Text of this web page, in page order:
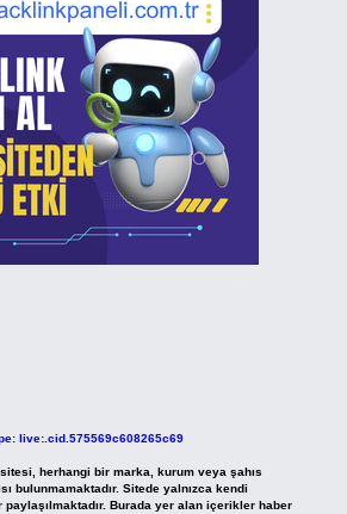
live:.cid.575569c608265c69
herhangi bir marka, kurum veya şahıs
bulunmamaktadır. Sitede yalnızca kendi
paylaşılmaktadır. Burada yer alan içerikler haber